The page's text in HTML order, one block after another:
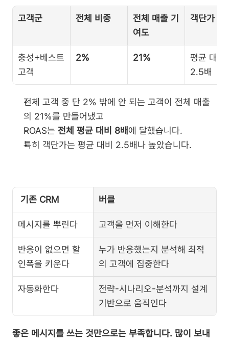
고객군 전체 비중
전체 매출 기
여도
객단가
충성+베스트
고객
2% 21%
평균 대비
2.5배
전체 고객 중 단 2% 밖에 안 되는 고객이 전체 매출
의 21%를 만들어냈고
ROAS는 전체 평균 대비 8배에 달했습니다.
특히 객단가는 평균 대비 2.5배나 높았습니다.
기존 CRM 버클
메시지를 뿌린다 고객을 먼저 이해한다
반응이 없으면 할
인폭을 키운다
누가 반응했는지 분석해 최적
의 고객에 집중한다
자동화한다
전략-시나리오-분석까지 설계
기반으로 움직인다
좋은 메시지를 쓰는 것만으로는 부족합니다. 많이 보내